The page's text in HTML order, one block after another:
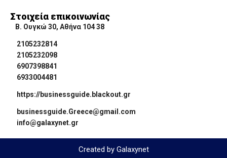
Στοιχεία επικοινωνίας
Β. Ουγκώ 30, Αθήνα 104 38
2105232814
2105232098
6907398841
6933004481
https://businessguide.blackout.gr
businessguide.Greece@gmail.com
info@galaxynet.gr
Created by Galaxynet